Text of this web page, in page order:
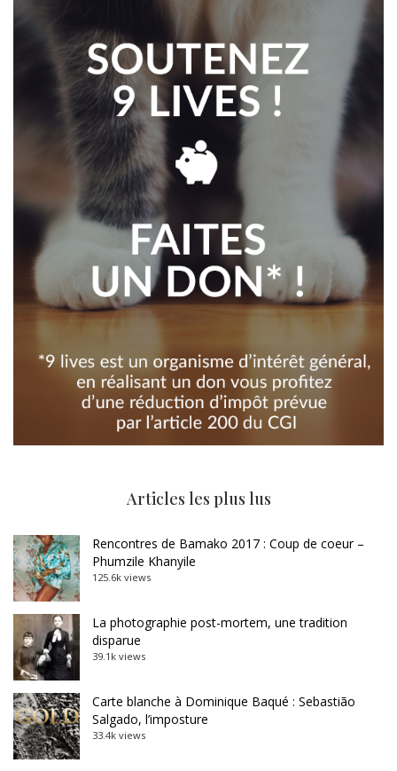
Articles les plus lus
Rencontres de Bamako 2017 : Coup de coeur –
Phumzile Khanyile
125.6k views
La photographie post-mortem, une tradition
disparue
39.1k views
Carte blanche à Dominique Baqué : Sebastião
Salgado, l’imposture
33.4k views